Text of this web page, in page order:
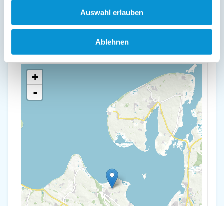
Auswahl erlauben
Ablehnen
+
-